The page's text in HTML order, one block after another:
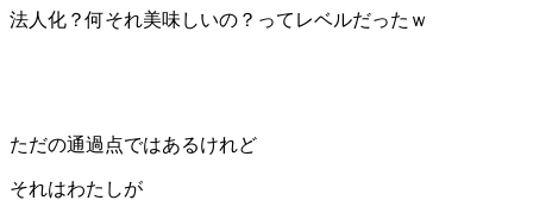
法人化？何それ美味しいの？ってレベルだったｗ
ただの通過点ではあるけれど
それはわたしが